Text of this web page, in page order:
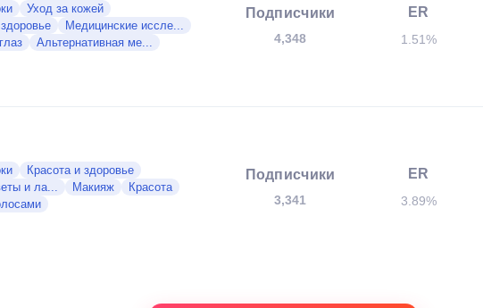
Уход за кожей
Медицинские иссле...
Альтернативная ме...
Подписчики
4,348
ER
1.51%
Красота и здоровье
и ла...
Макияж
Красота
Подписчики
3,341
ER
3.89%